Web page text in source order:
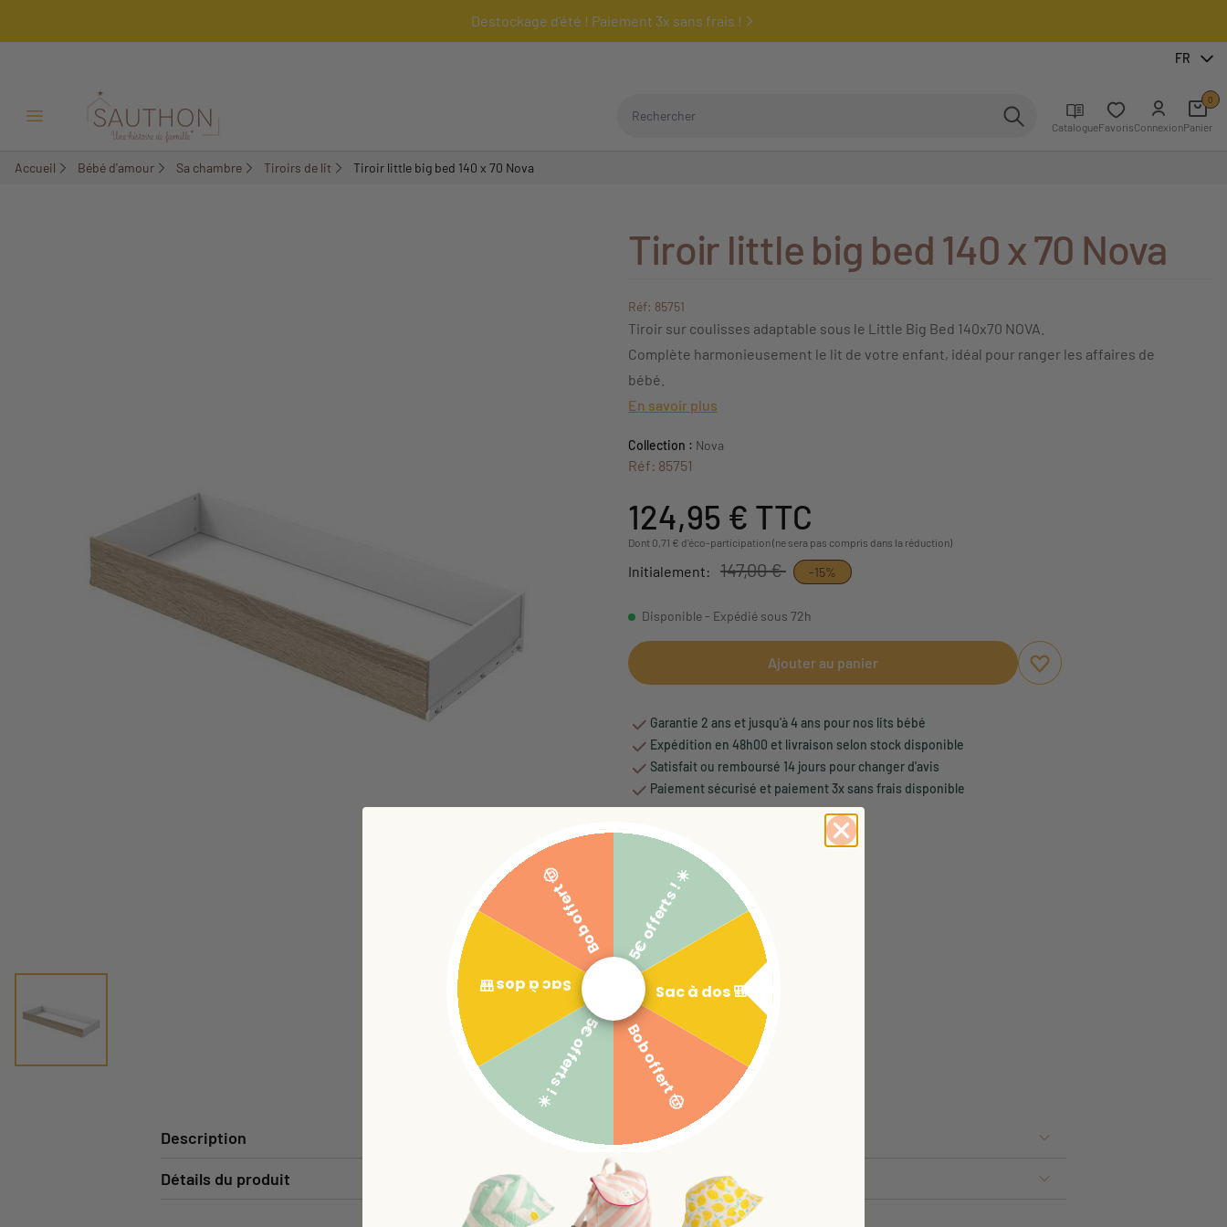
Destockage d'été ! Paiement 3x sans frais !
FR
Ouvrir/Fermer menu CatalogueFavorisConnexionPanier
0
Accueil Bébé d'amour Sa chambre Tiroirs de lit Tiroir little big bed 140 x 70 Nova
Tiroir little big bed 140 x 70 Nova
Réf: 85751
Tiroir sur coulisses adaptable sous le Little Big Bed 140x70 NOVA.
Complète harmonieusement le lit de votre enfant, idéal pour ranger les affaires de
bébé.
En savoir plus
Collection : Nova
Réf: 85751
124,95 € TTC
Dont 0,71 € d'éco-participation (ne sera pas compris dans la réduction)
Initialement: 147,00 € -15%
Disponible - Expédié sous 72h
Ajouter au panier
Ajouter aux favoris
Supprimer des favoris
Garantie 2 ans et jusqu'à 4 ans pour nos lits bébé
Expédition en 48h00 et livraison selon stock disponible
Satisfait ou remboursé 14 jours pour changer d'avis
Paiement sécurisé et paiement 3x sans frais disponible
Description
Détails du produit
5€ offerts ! ☀️
Sac à dos 🎒
Bob offert 🤠
5€ offerts ! ☀️
Sac à dos 🎒
Bob offert 🤠